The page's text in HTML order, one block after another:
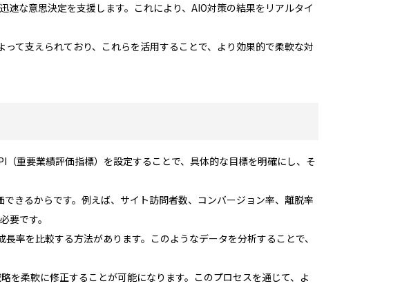
な意思決定を支援します。これにより、AIO対策の結果をリアルタイ
て支えられており、これらを活用することで、より効果的で柔軟な対
重要業績評価指標）を設定することで、具体的な目標を明確にし、そ
きるからです。例えば、サイト訪問者数、コンバージョン率、離脱率
要です。
率を比較する方法があります。このようなデータを分析することで、
を柔軟に修正することが可能になります。このプロセスを通じて、よ